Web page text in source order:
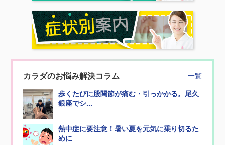
カラダのお悩み解決コラム 一覧
歩くたびに股関節が痛む・引っかかる。尾久
銀座でシ...
熱中症に要注意！暑い夏を元気に乗り切るた
めに